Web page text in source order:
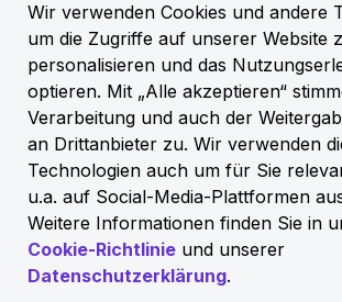
Auswertung
Civey hat für Elli (VW Charging
vom 07.08. bis 24.08.2025
Erwerbstätige befragt, die
Entscheidungen zum Fuhrpark
für mindestens 10 Fahrzeuge
verantwortlich sind. Die
aufgrund von Quotierungen und
Gewichtungen repräsentativ,
Berücksichtigung des
von 9,8 bis 11,3 Prozentpunkten
Wir verwenden Cookies und andere
um die Zugriffe auf unserer Website
personalisieren und das
optieren. Mit „Alle akzeptieren“
Verarbeitung und auch der
an Drittanbieter zu. Wir verwenden
Technologien auch um für Sie
u.a. auf Social-Media-Plattformen
Weitere Informationen finden Sie in
Cookie-Richtlinie und unserer
Datenschutzerklärung.